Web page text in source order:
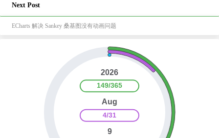
Next Post
ECharts 解决 Sankey 桑基图没有动画问题